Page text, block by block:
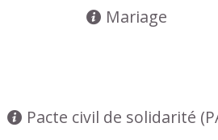
Mariage
Pacte civil de solidarité